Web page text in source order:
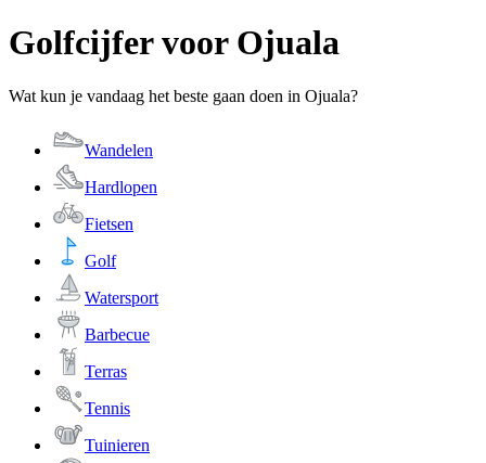
Golfcijfer voor Ojuala
Wat kun je vandaag het beste gaan doen in Ojuala?
Wandelen
Hardlopen
Fietsen
Golf
Watersport
Barbecue
Terras
Tennis
Tuinieren